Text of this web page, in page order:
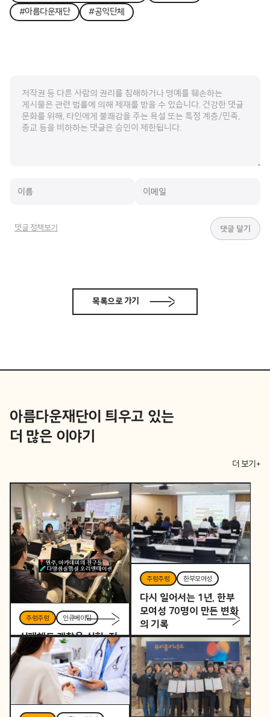
#아름다운재단
#공익단체
댓글 정책보기
목록으로 가기
아름다운재단이 틔우고 있는
더 많은 이야기
더 보기+
주렁주렁 인큐베이팅
실패해도 괜찮은 실험, 지
역을 바꾸는 작은 시작
주렁주렁 한부모여성
다시 일어서는 1년, 한부
모여성 70명이 만든 변화
의 기록